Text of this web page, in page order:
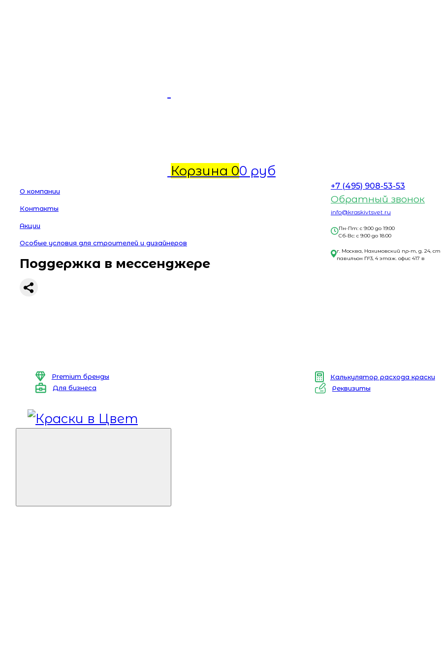
Корзина 00 руб
О компании
Контакты
Акции
Особые условия для строителей и дизайнеров
Поддержка в мессенджере
+7 (495) 908-53-53
Обратный звонок
info@kraskivtsvet.ru
Пн-Пт: с 9:00 до 19:00
Сб-Вс: с 9:00 до 18:00
г. Москва, Нахимовский пр-т, д. 24,
павильон №3, 4 этаж. офис 417 в
Premium бренды
Калькулятор расхода краски
Для бизнеса
Реквизиты